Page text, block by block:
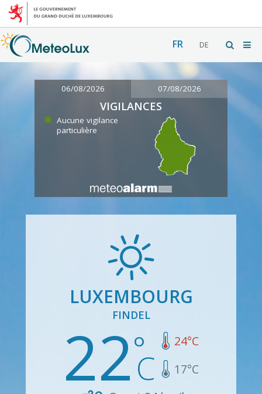
FR DE
06/08/2026 07/08/2026
VIGILANCES
Aucune vigilance
particulière
LUXEMBOURG
FINDEL
22 24°C
17°C